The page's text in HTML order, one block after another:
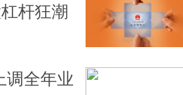
杆狂潮
调全年业